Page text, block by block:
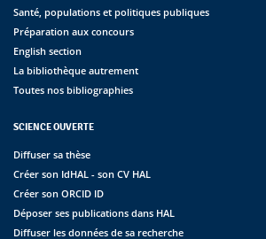
Santé, populations et politiques publiques
Préparation aux concours
English section
La bibliothèque autrement
Toutes nos bibliographies
SCIENCE OUVERTE
Diffuser sa thèse
Créer son IdHAL - son CV HAL
Créer son ORCID ID
Déposer ses publications dans HAL
Diffuser les données de sa recherche